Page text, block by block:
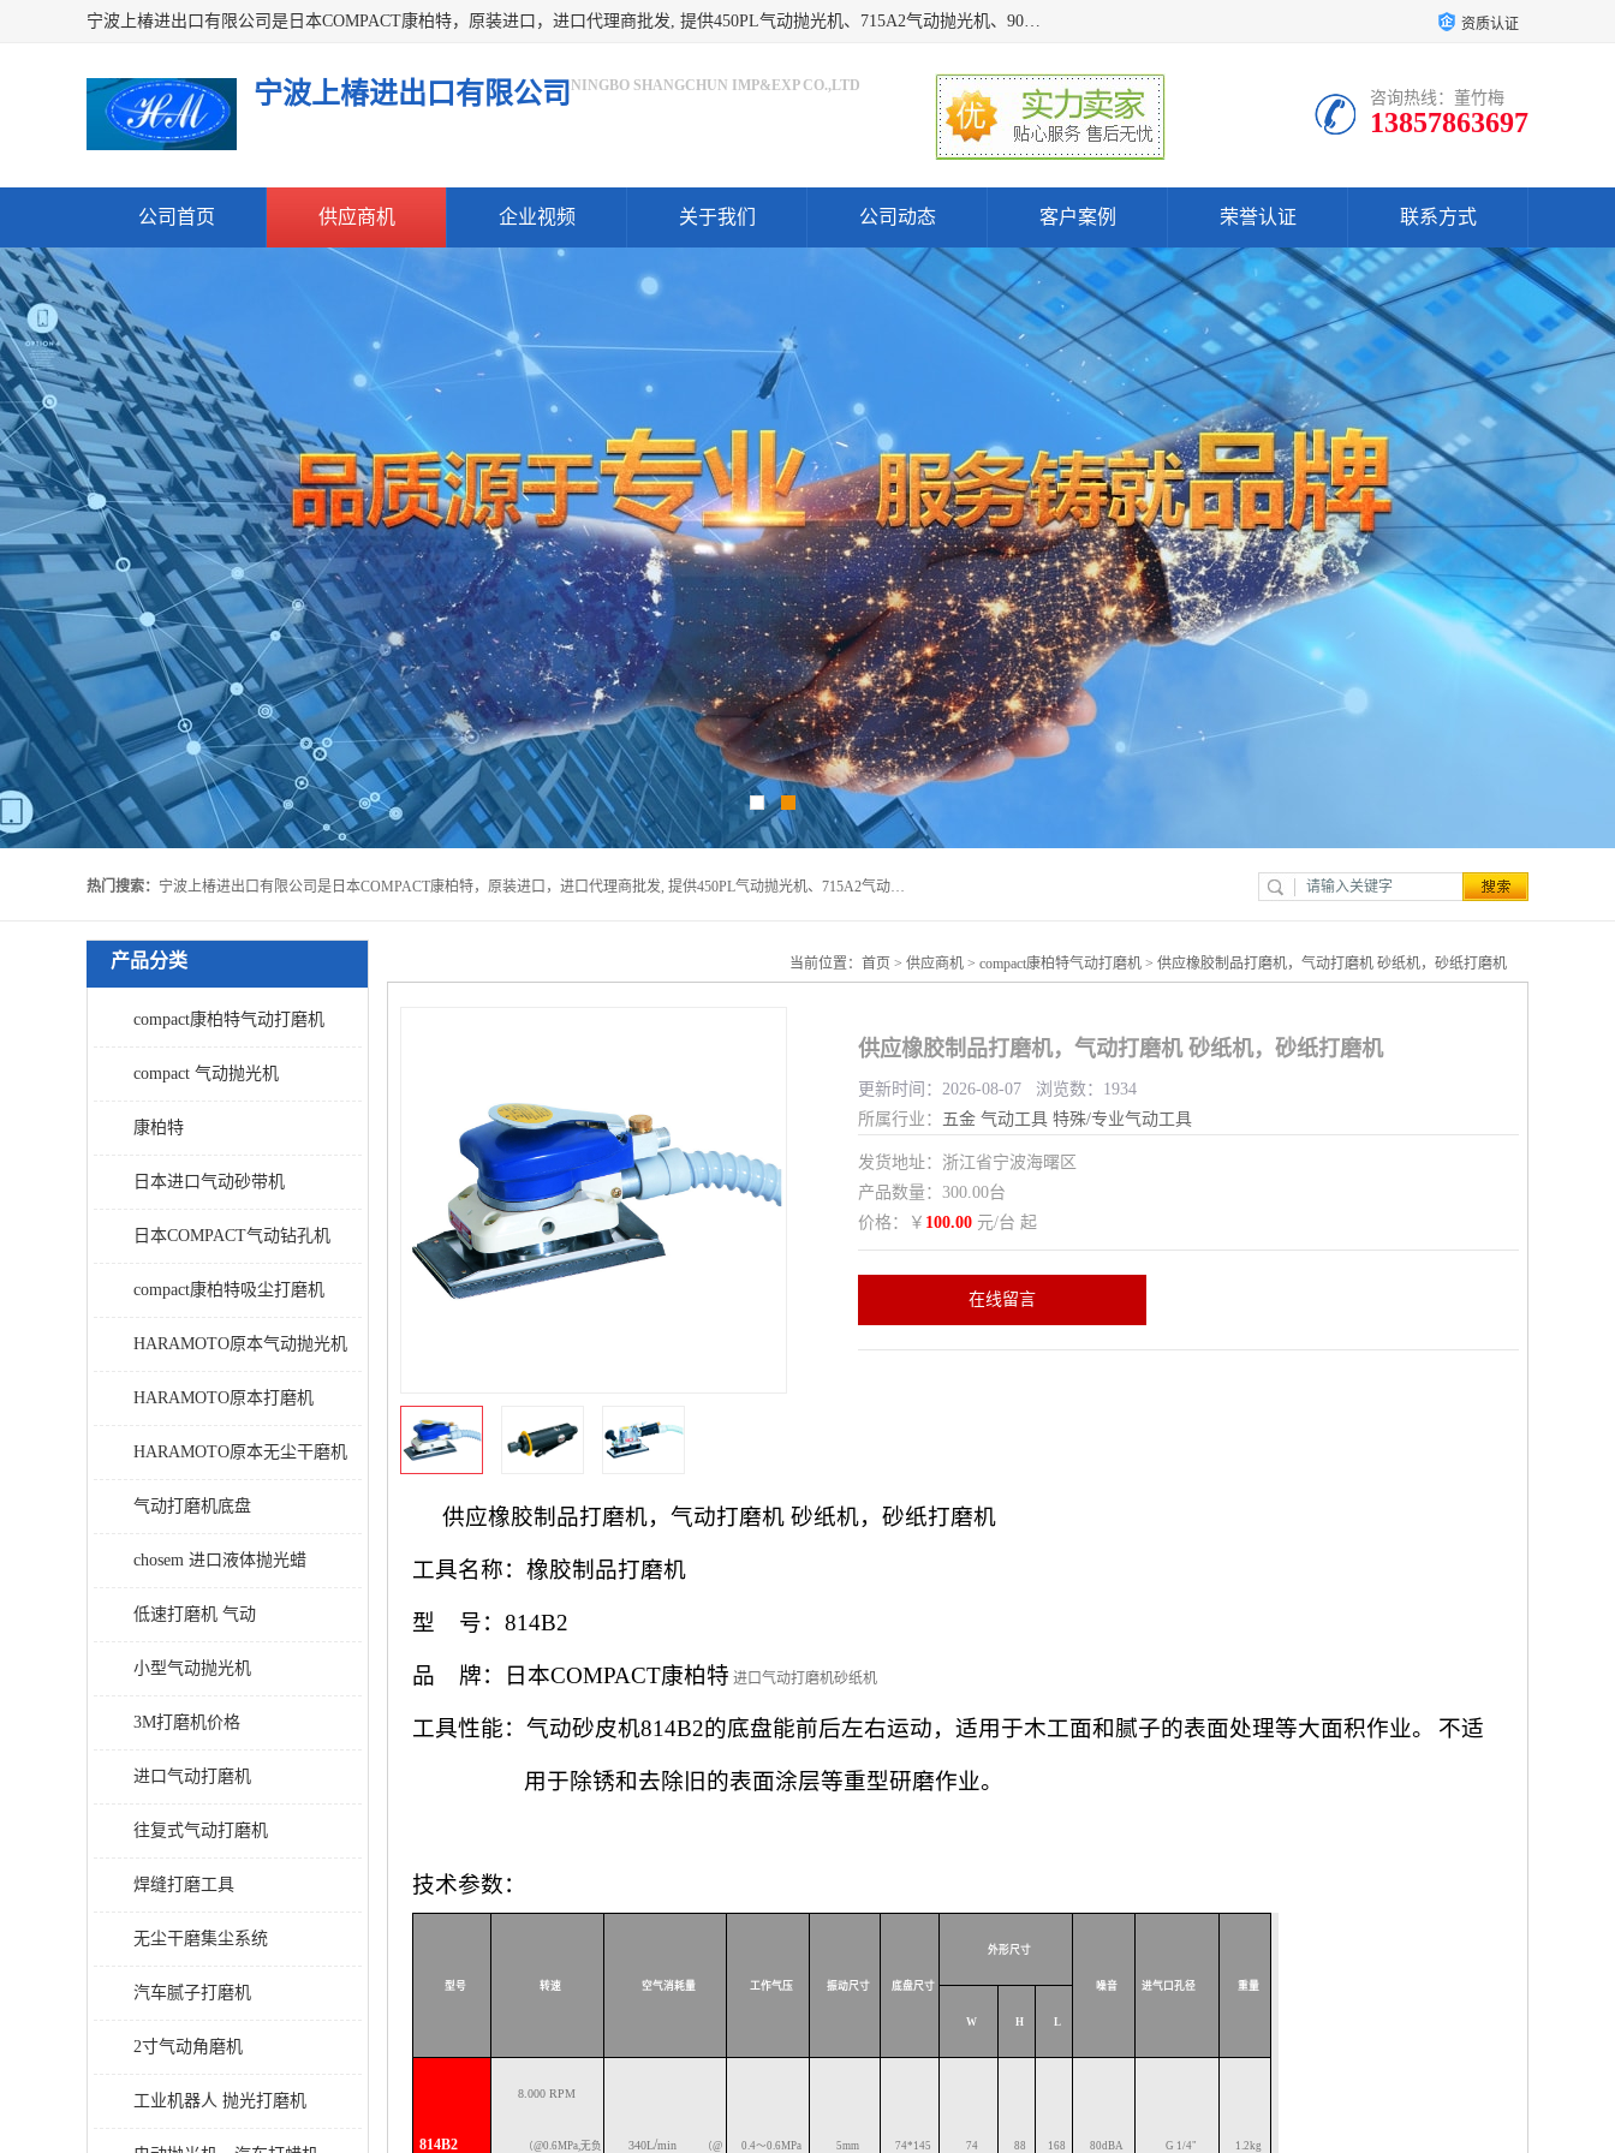
宁波上椿进出口有限公司是日本COMPACT康柏特，原装进口，进口代理商批发, 提供450PL气动抛光机、715A2气动抛光机、905A4打磨机、935GS打磨机、913W-5水磨机、450PL抛光机、715A2抛光机、935GS齿轮抛光机、905A4气动打磨机、价格实惠,欢迎来电咨询. 资质认证
宁波上椿进出口有限公司 NINGBO SHANGCHUN IMP&EXP CO.,LTD
咨询热线：董竹梅
13857863697
公司首页 供应商机 企业视频 关于我们 公司动态 客户案例 荣誉认证 联系方式
热门搜索： 宁波上椿进出口有限公司是日本COMPACT康柏特，原装进口，进口代理商批发, 提供450PL气动抛光机、715A2气动抛光机、905A4打磨机、935GS打磨机、913W-5水磨机、450PL抛光机、715A2抛光机、935GS齿轮抛光机、905A4气动打磨机、价格实惠,欢迎来电咨询.
产品分类
compact康柏特气动打磨机
compact 气动抛光机
康柏特
日本进口气动砂带机
日本COMPACT气动钻孔机
compact康柏特吸尘打磨机
HARAMOTO原本气动抛光机
HARAMOTO原本打磨机
HARAMOTO原本无尘干磨机
气动打磨机底盘
chosem 进口液体抛光蜡
低速打磨机 气动
小型气动抛光机
3M打磨机价格
进口气动打磨机
往复式气动打磨机
焊缝打磨工具
无尘干磨集尘系统
汽车腻子打磨机
2寸气动角磨机
工业机器人 抛光打磨机
当前位置： 首页 > 供应商机 > compact康柏特气动打磨机 > 供应橡胶制品打磨机，气动打磨机 砂纸机，砂纸打磨机
供应橡胶制品打磨机，气动打磨机 砂纸机，砂纸打磨机
更新时间：2026-08-07 浏览数：1934
所属行业： 五金 气动工具 特殊/专业气动工具
发货地址：浙江省宁波海曙区
产品数量：300.00台
价格：￥ 100.00 元/台 起
在线留言
供应橡胶制品打磨机，气动打磨机 砂纸机，砂纸打磨机
工具名称：橡胶制品打磨机
型 号： 814B2
品 牌：日本COMPACT康柏特 进口气动打磨机砂纸机
工具性能：气动砂皮机814B2的底盘能前后左右运动，适用于木工面和腻子的表面处理等大面积作业。 不适
用于除锈和去除旧的表面涂层等重型研磨作业。
技术参数：
型号 转速 空气消耗量 工作气压 振动尺寸 底盘尺寸
外形尺寸
噪音 进气口孔径 重量
W H L
814B2
8.000 RPM
（@0.6MPa,无负 340L/min （@ 0.4～0.6MPa 5mm 74*145 74 88 168 80dBA G 1/4" 1.2kg